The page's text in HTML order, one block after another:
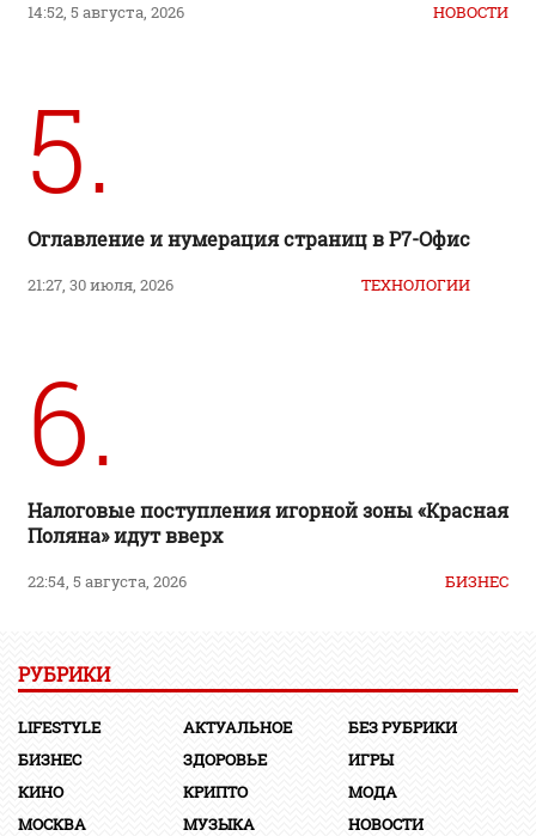
14:52, 5 августа, 2026 НОВОСТИ
5.
Оглавление и нумерация страниц в Р7-Офис
21:27, 30 июля, 2026 ТЕХНОЛОГИИ
6.
Налоговые поступления игорной зоны «Красная
Поляна» идут вверх
22:54, 5 августа, 2026 БИЗНЕС
РУБРИКИ
LIFESTYLE АКТУАЛЬНОЕ
БЕЗ РУБРИКИ
БИЗНЕС
ЗДОРОВЬЕ
ИГРЫ
КИНО
КРИПТО
МОДА
МОСКВА
МУЗЫКА
НОВОСТИ